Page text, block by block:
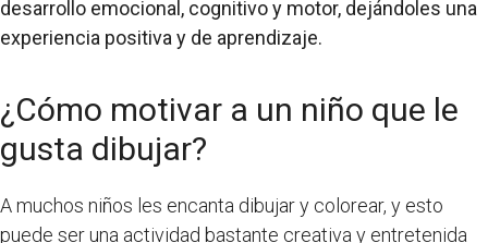
desarrollo emocional, cognitivo y motor, dejándoles una
experiencia positiva y de aprendizaje.
¿Cómo motivar a un niño que le
gusta dibujar?
A muchos niños les encanta dibujar y colorear, y esto
puede ser una actividad bastante creativa y entretenida